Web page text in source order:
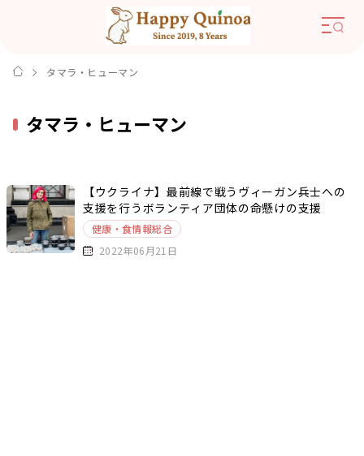
タマラ・ヒューマン
タマラ・ヒューマン
【ウクライナ】最前線で戦うヴィーガン兵士への
支援を行うボランティア団体の命懸けの支援
健康・食情報総合
2022年06月21日